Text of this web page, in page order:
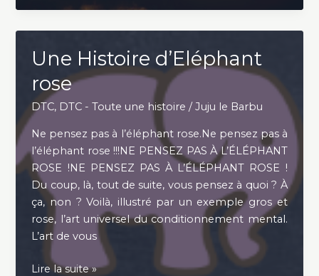
Ceux
de
Une Histoire d’Eléphant
rose
DTC, DTC - Toute une histoire /Juju le Barbu
Ne pensez pas à l’éléphant rose.Ne pensez pas à
l’éléphant rose !!!NE PENSEZ PAS À L’ÉLÉPHANT
ROSE !NE PENSEZ PAS À L’ÉLÉPHANT ROSE !
Du coup, là, tout de suite, vous pensez à quoi ? À
ça, non ? Voilà, illustré par un exemple gros et
rose, l’art universel du conditionnement mental.
L’art de vous
Une
Lire la suite »